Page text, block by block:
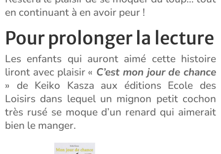
en continuant à en avoir peur !
Pour prolonger la lecture
Les enfants qui auront aimé cette histoire
liront avec plaisir « C’est mon jour de chance
» de Keiko Kasza aux éditions Ecole des
Loisirs dans lequel un mignon petit cochon
très rusé se moque d’un renard qui aimerait
bien le manger.